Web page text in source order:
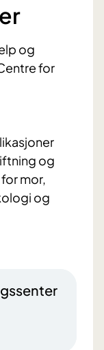
og
for
og
mor,
og